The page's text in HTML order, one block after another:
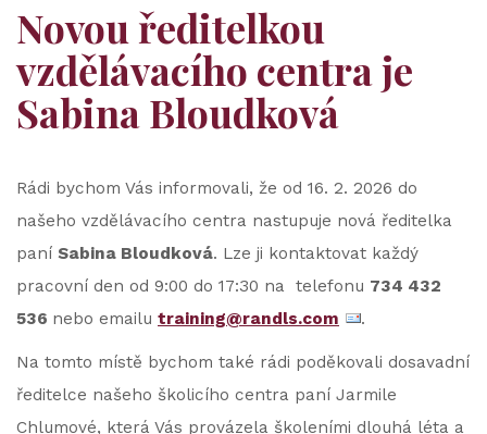
Novou ředitelkou
vzdělávacího centra je
Sabina Bloudková
Rádi bychom Vás informovali, že od 16. 2. 2026 do
našeho vzdělávacího centra nastupuje nová ředitelka
paní Sabina Bloudková. Lze ji kontaktovat každý
pracovní den od 9:00 do 17:30 na telefonu 734 432
536 nebo emailu training@randls.com .
Na tomto místě bychom také rádi poděkovali dosavadní
ředitelce našeho školicího centra paní Jarmile
Chlumové, která Vás provázela školeními dlouhá léta a